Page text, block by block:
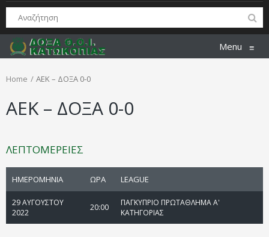
Menu ≡
Home ΑΕΚ – ΔΟΞΑ 0-0
ΑΕΚ – ΔΟΞΑ 0-0
ΛΕΠΤΟΜΕΡΕΙΕΣ
ΗΜΕΡΟΜΗΝΙΑ ΩΡΑ LEAGUE
29 ΑΥΓΟΥΣΤΟΥ
2022
20:00
ΠΑΓΚΥΠΡΙΟ ΠΡΩΤΑΘΛΗΜΑ Α'
ΚΑΤΗΓΟΡΙΑΣ